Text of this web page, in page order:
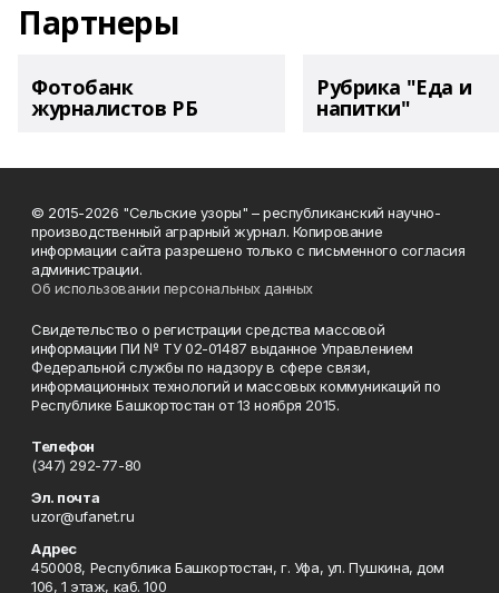
Партнеры
Фотобанк
журналистов РБ
Рубрика "Еда и
напитки"
© 2015-2026 "Сельские узоры" – республиканский научно-
производственный аграрный журнал. Копирование
информации сайта разрешено только с письменного согласия
администрации.
Об использовании персональных данных
Свидетельство о регистрации средства массовой
информации ПИ № ТУ 02-01487 выданное Управлением
Федеральной службы по надзору в сфере связи,
информационных технологий и массовых коммуникаций по
Республике Башкортостан от 13 ноября 2015.
Телефон
(347) 292-77-80
Эл. почта
uzor@ufanet.ru
Адрес
450008, Республика Башкортостан, г. Уфа, ул. Пушкина, дом
106, 1 этаж, каб. 100